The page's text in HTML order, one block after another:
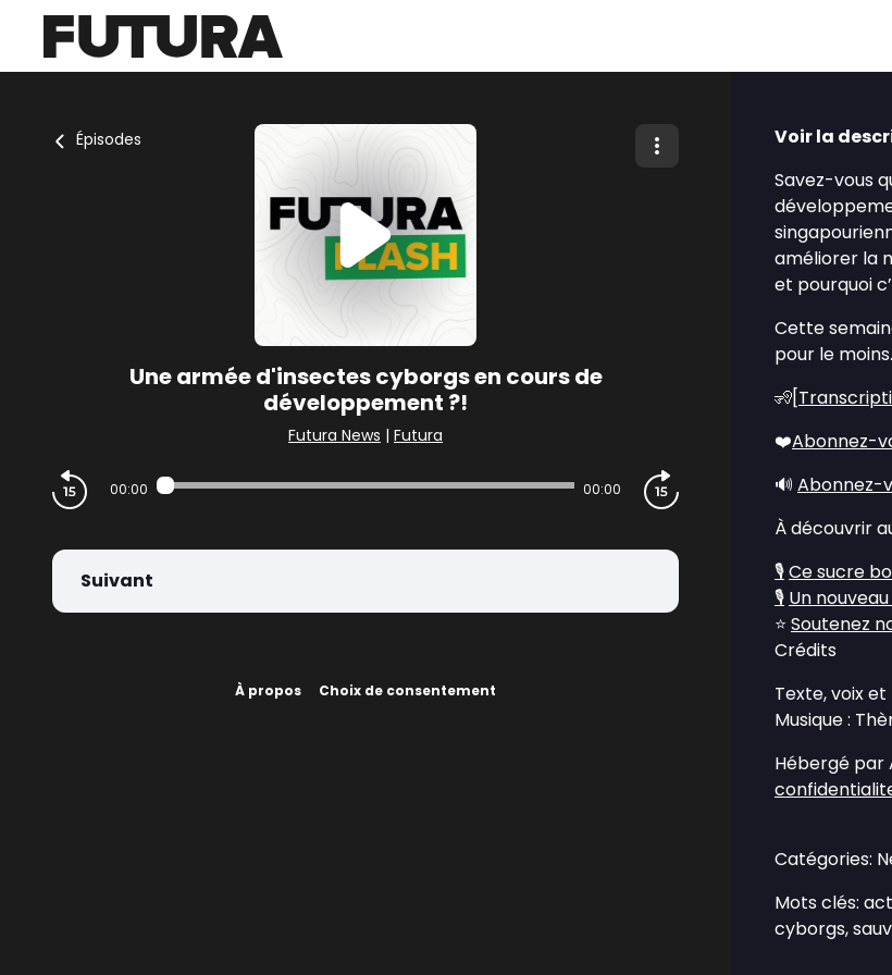
Épisodes
Une armée d'insectes cyborgs en cours de
développement ?!
Futura News | Futura
00:00 00:00
Suivant
À propos Choix de consentement
Voir la
Savez-vous
améliorer la
et pourquoi
Cette
pour le
🧏[
❤️Abonnez-
🔊 Abonnez-
À découvrir
🎙️Ce sucre
🎙️ Un
⭐ Soutenez
Crédits
Texte, voix
Musique :
Hébergé par
Catégories:
Mots clés:
cyborgs,